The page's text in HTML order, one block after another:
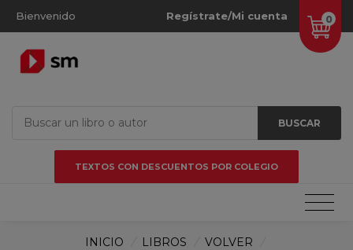
Bienvenido 0
Regístrate/Mi cuenta
BUSCAR
TEXTOS CON DESCUENTOS POR COLEGIO
INICIO LIBROS VOLVER